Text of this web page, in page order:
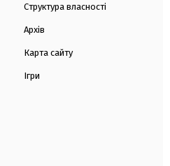
Структура власності
Архів
Карта сайту
Ігри